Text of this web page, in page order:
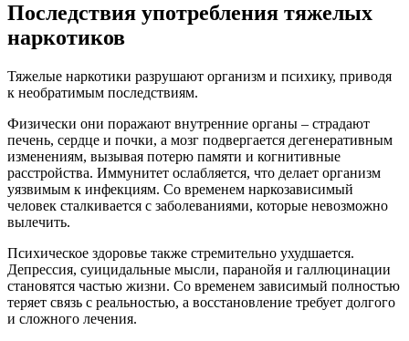
Последствия употребления тяжелых
наркотиков
Тяжелые наркотики разрушают организм и психику, приводя
к необратимым последствиям.
Физически они поражают внутренние органы – страдают
печень, сердце и почки, а мозг подвергается дегенеративным
изменениям, вызывая потерю памяти и когнитивные
расстройства. Иммунитет ослабляется, что делает организм
уязвимым к инфекциям. Со временем наркозависимый
человек сталкивается с заболеваниями, которые невозможно
вылечить.
Психическое здоровье также стремительно ухудшается.
Депрессия, суицидальные мысли, паранойя и галлюцинации
становятся частью жизни. Со временем зависимый полностью
теряет связь с реальностью, а восстановление требует долгого
и сложного лечения.